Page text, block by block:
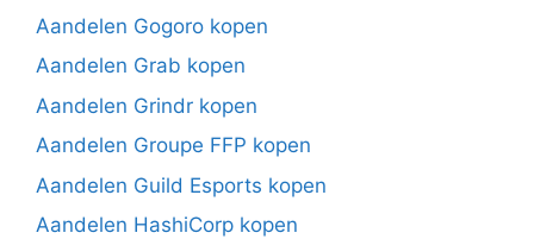
Aandelen Gogoro kopen
Aandelen Grab kopen
Aandelen Grindr kopen
Aandelen Groupe FFP kopen
Aandelen Guild Esports kopen
Aandelen HashiCorp kopen